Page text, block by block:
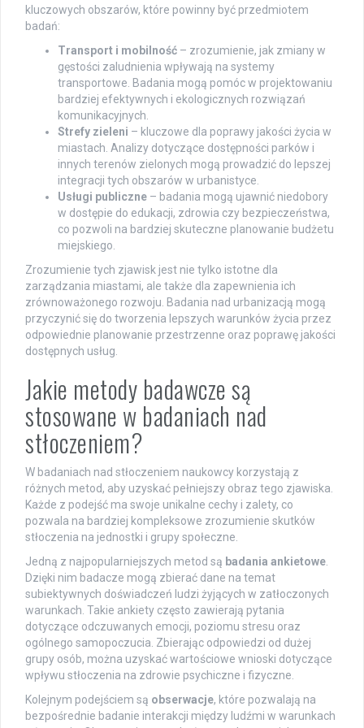
kluczowych obszarów, które powinny być przedmiotem
badań:
Transport i mobilność – zrozumienie, jak zmiany w
gęstości zaludnienia wpływają na systemy
transportowe. Badania mogą pomóc w projektowaniu
bardziej efektywnych i ekologicznych rozwiązań
komunikacyjnych.
Strefy zieleni – kluczowe dla poprawy jakości życia w
miastach. Analizy dotyczące dostępności parków i
innych terenów zielonych mogą prowadzić do lepszej
integracji tych obszarów w urbanistyce.
Usługi publiczne – badania mogą ujawnić niedobory
w dostępie do edukacji, zdrowia czy bezpieczeństwa,
co pozwoli na bardziej skuteczne planowanie budżetu
miejskiego.
Zrozumienie tych zjawisk jest nie tylko istotne dla
zarządzania miastami, ale także dla zapewnienia ich
zrównoważonego rozwoju. Badania nad urbanizacją mogą
przyczynić się do tworzenia lepszych warunków życia przez
odpowiednie planowanie przestrzenne oraz poprawę jakości
dostępnych usług.
Jakie metody badawcze są
stosowane w badaniach nad
stłoczeniem?
W badaniach nad stłoczeniem naukowcy korzystają z
różnych metod, aby uzyskać pełniejszy obraz tego zjawiska.
Każde z podejść ma swoje unikalne cechy i zalety, co
pozwala na bardziej kompleksowe zrozumienie skutków
stłoczenia na jednostki i grupy społeczne.
Jedną z najpopularniejszych metod są badania ankietowe.
Dzięki nim badacze mogą zbierać dane na temat
subiektywnych doświadczeń ludzi żyjących w zatłoczonych
warunkach. Takie ankiety często zawierają pytania
dotyczące odczuwanych emocji, poziomu stresu oraz
ogólnego samopoczucia. Zbierając odpowiedzi od dużej
grupy osób, można uzyskać wartościowe wnioski dotyczące
wpływu stłoczenia na zdrowie psychiczne i fizyczne.
Kolejnym podejściem są obserwacje, które pozwalają na
bezpośrednie badanie interakcji między ludźmi w warunkach